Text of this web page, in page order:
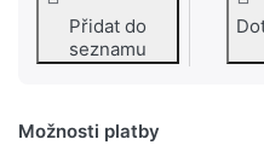
Přidat do
seznamu
Možnosti platby